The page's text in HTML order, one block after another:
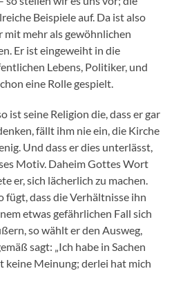
Beispiele auf. Da ist also
mit mehr als gewöhnlichen
Er ist eingeweiht in die
Lebens, Politiker, und
eine Rolle gespielt.
ist seine Religion die, dass er gar
fällt ihm nie ein, die Kirche
Und dass er dies unterlässt,
Motiv. Daheim Gottes Wort
er, sich lächerlich zu machen.
fügt, dass die Verhältnisse ihn
etwas gefährlichen Fall sich
so wählt er den Ausweg,
sagt: „Ich habe in Sachen
keine Meinung; derlei hat mich